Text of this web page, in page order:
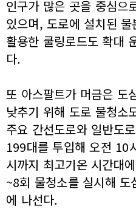
인구가 많은 곳을 중심으
있으며, 도로에 설치된
활용한 쿨링로드도 확대
다.
또 아스팔트가 머금은 도
낮추기 위해 도로 물청소
주요 간선도로와 일반도
199대를 투입해 오전 10
시까지 최고기온 시간대
~8회 물청소를 실시해 도
에 나선다.